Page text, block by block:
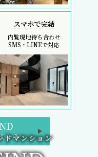
スマホで完結
内覧現地待ち合わせ
SMS・LINEで対応
ーン